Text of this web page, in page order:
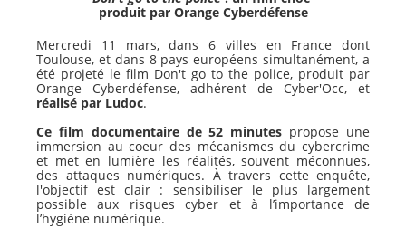
produit par Orange Cyberdéfense
Mercredi 11 mars, dans 6 villes en France dont
Toulouse, et dans 8 pays européens simultanément, a
été projeté le film Don't go to the police, produit par
Orange Cyberdéfense, adhérent de Cyber'Occ, et
réalisé par Ludoc.
Ce film documentaire de 52 minutes propose une
immersion au coeur des mécanismes du cybercrime
et met en lumière les réalités, souvent méconnues,
des attaques numériques. À travers cette enquête,
l'objectif est clair : sensibiliser le plus largement
possible aux risques cyber et à l’importance de
l’hygiène numérique.